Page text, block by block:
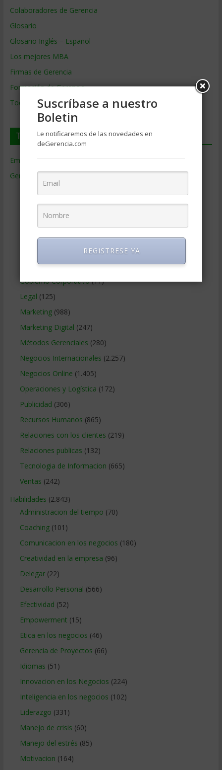
Colaboradores de Gerencia
Glosario
Glosario Inglés – Español
Los mejores MBA
Firmas de Gerencia
Formación de Gerencia
Todos los Temas
Temas de Gerencia
Empresas de Gerencia
Gerencia
Ciencias Económicas
Contabilidad(466)
Educacion Gerencial
Finanzas Corporativas(748)
Gerencia social y ambiental(223)
Gobierno Corporativo(11)
Legal (125)
Marketing(988)
Marketing Digital (247)
Métodos Gerenciales (280)
Negocios Internacionales (2.257)
Negocios Online (1.405)
Operaciones y Logística (172)
Publicidad (306)
Recursos Humanos (865)
Relaciones con los clientes (219)
Relaciones publicas (132)
Tecnologia de Informacion (665)
Ventas (242)
Habilidades (2.843)
Administracion del tiempo (70)
Coaching(101)
Comunicacion en los negocios (180)
Creatividad en la empresa (96)
Delegar(22)
Desarrollo Personal (566)
Efectividad (52)
Empowerment (15)
Etica en los negocios (46)
Gerencia de Proyectos (66)
Idiomas (51)
Innovacion en los Negocios (224)
Inteligencia en los negocios (102)
Liderazgo (331)
Manejo de crisis (60)
Manejo del estrés (85)
Motivacion (164)
Suscríbase a nuestro
Boletin
Le notificaremos de las novedades en
deGerencia.com
REGISTRESE YA